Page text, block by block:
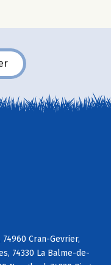
Cran-Gevrier,
74330 La Balme-de-